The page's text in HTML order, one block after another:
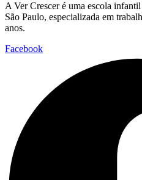
A Ver Crescer é uma escola
São Paulo, especializada em
anos.
Facebook